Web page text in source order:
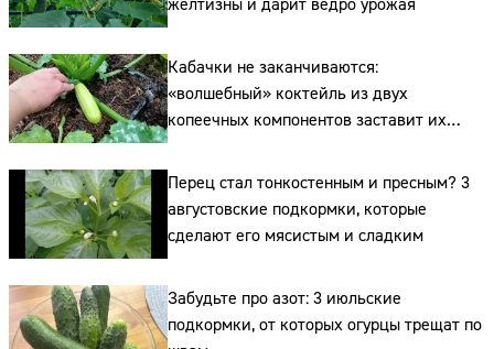
желтизны и дарит ведро урожая
Кабачки не заканчиваются:
«волшебный» коктейль из двух
копеечных компонентов заставит их
плодоносить до самых заморозков
Перец стал тонкостенным и пресным? 3
августовские подкормки, которые
сделают его мясистым и сладким
Забудьте про азот: 3 июльские
подкормки, от которых огурцы трещат по